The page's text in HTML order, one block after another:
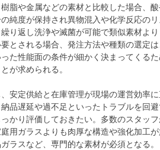
脂や金属などの素材と比較した場合、
純度が保持され異物混入や化学反応の
り返し洗浄や滅菌が可能で類似素材よ
とされる場合、発注方法や種類の選定
た性能面の条件が細かく決まってくる
が求められる。
安定供給と在庫管理が現場の運営効率
品遅延や過不足といったトラブルを回
かり評価しておきたい。多数のスタッ
用ガラスよりも肉厚な構造や強化加工
ラスなど、専門的な素材が必須となる。